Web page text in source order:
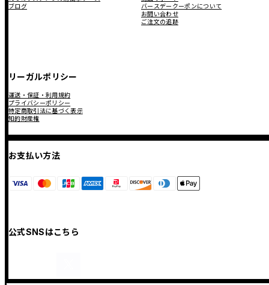
ブログ
バースデークーポンについて
お問い合わせ
ご注文の追跡
リーガルポリシー
運送・保証・利用規約
プライバシーポリシー
特定商取引法に基づく表示
知的財産権
お支払い方法
公式SNSはこちら